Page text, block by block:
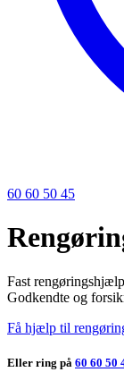
60 60 50 45
Fast
Godkendte og
Få hjælp til
Eller ring på 60 60 50